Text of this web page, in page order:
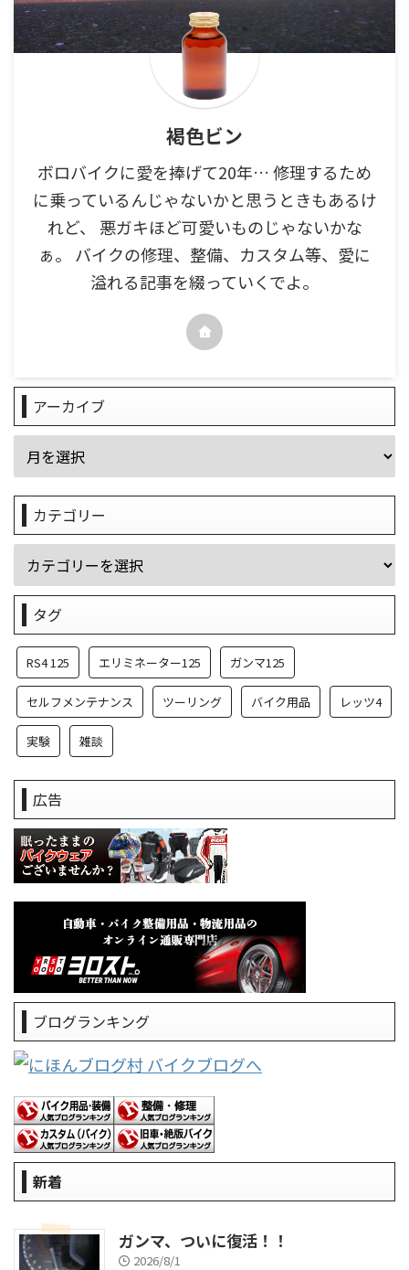
褐色ビン
ボロバイクに愛を捧げて20年… 修理するため
に乗っているんじゃないかと思うときもあるけ
れど、 悪ガキほど可愛いものじゃないかな
ぁ。 バイクの修理、整備、カスタム等、愛に
溢れる記事を綴っていくでよ。
アーカイブ
カテゴリー
タグ
RS4 125 エリミネーター125 ガンマ125
セルフメンテナンス ツーリング バイク用品 レッツ4
実験 雑談
広告
ブログランキング
新着
ガンマ、ついに復活！！
2026/8/1